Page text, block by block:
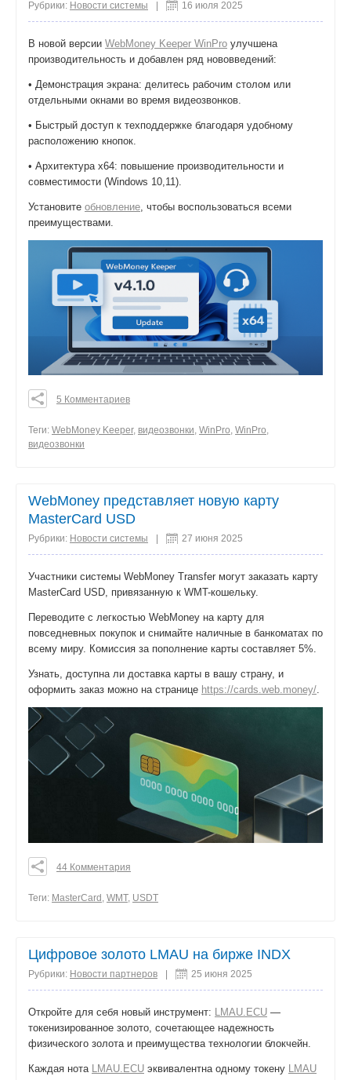
Рубрики: Новости системы | 16 июля 2025
В новой версии WebMoney Keeper WinPro улучшена
производительность и добавлен ряд нововведений:
• Демонстрация экрана: делитесь рабочим столом или
отдельными окнами во время видеозвонков.
• Быстрый доступ к техподдержке благодаря удобному
расположению кнопок.
• Архитектура x64: повышение производительности и
совместимости (Windows 10,11).
Установите обновление , чтобы воспользоваться всеми
преимуществами.
0
5 Комментариев
Теги: WebMoney Keeper, видеозвонки, WinPro, WinPro,
видеозвонки
WebMoney представляет новую карту
MasterCard USD
Рубрики: Новости системы 27 июня 2025
Участники системы WebMoney Transfer могут заказать карту
MasterCard USD, привязанную к WMT-кошельку.
Переводите с легкостью WebMoney на карту для
повседневных покупок и снимайте наличные в банкоматах по
всему миру. Комиссия за пополнение карты составляет 5%.
Узнать, доступна ли доставка карты в вашу страну, и
оформить заказ можно на странице https://cards.web.money/.
0
44 Комментария
Теги: MasterCard , WMT, USDT
Цифровое золото LMAU на бирже INDX
Рубрики: Новости партнеров 25 июня 2025
Откройте для себя новый инструмент: LMAU.ECU —
токенизированное золото, сочетающее надежность
физического золота и преимущества технологии блокчейн.
Каждая нота LMAU.ECU эквивалентна одному токену LMAU